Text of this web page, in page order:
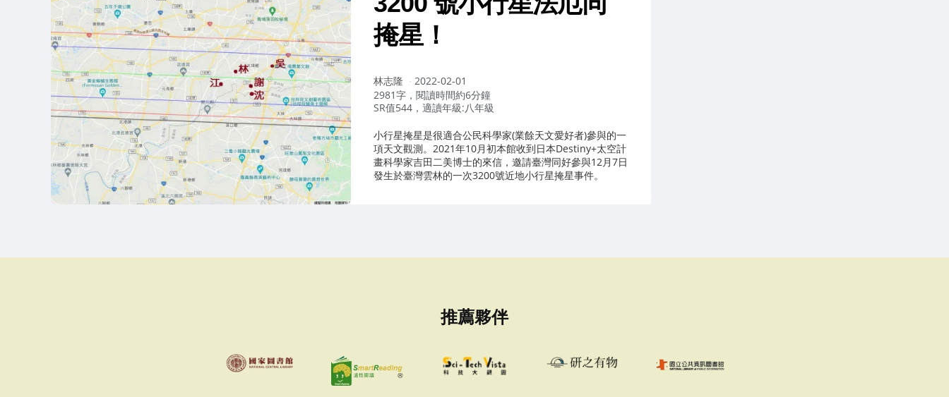
掩星！
作
者：
林志隆
2022-02-01
2981字，閱讀時間約6分鐘
SR值544，適讀年級:八年級
小行星掩星是很適合公民科學家(業餘天文愛好者)參與的一
項天文觀測。2021年10月初本館收到日本Destiny+太空計
畫科學家吉田二美博士的來信，邀請臺灣同好參與12月7日
發生於臺灣雲林的一次3200號近地小行星掩星事件。
推薦夥伴